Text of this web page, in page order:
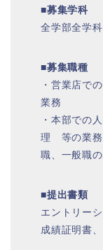
■募集学科
全学部全学
■募集職種
・営業店で
業務
・本部での
理 等の業
職、一般職
■提出書類
エントリー
成績証明書